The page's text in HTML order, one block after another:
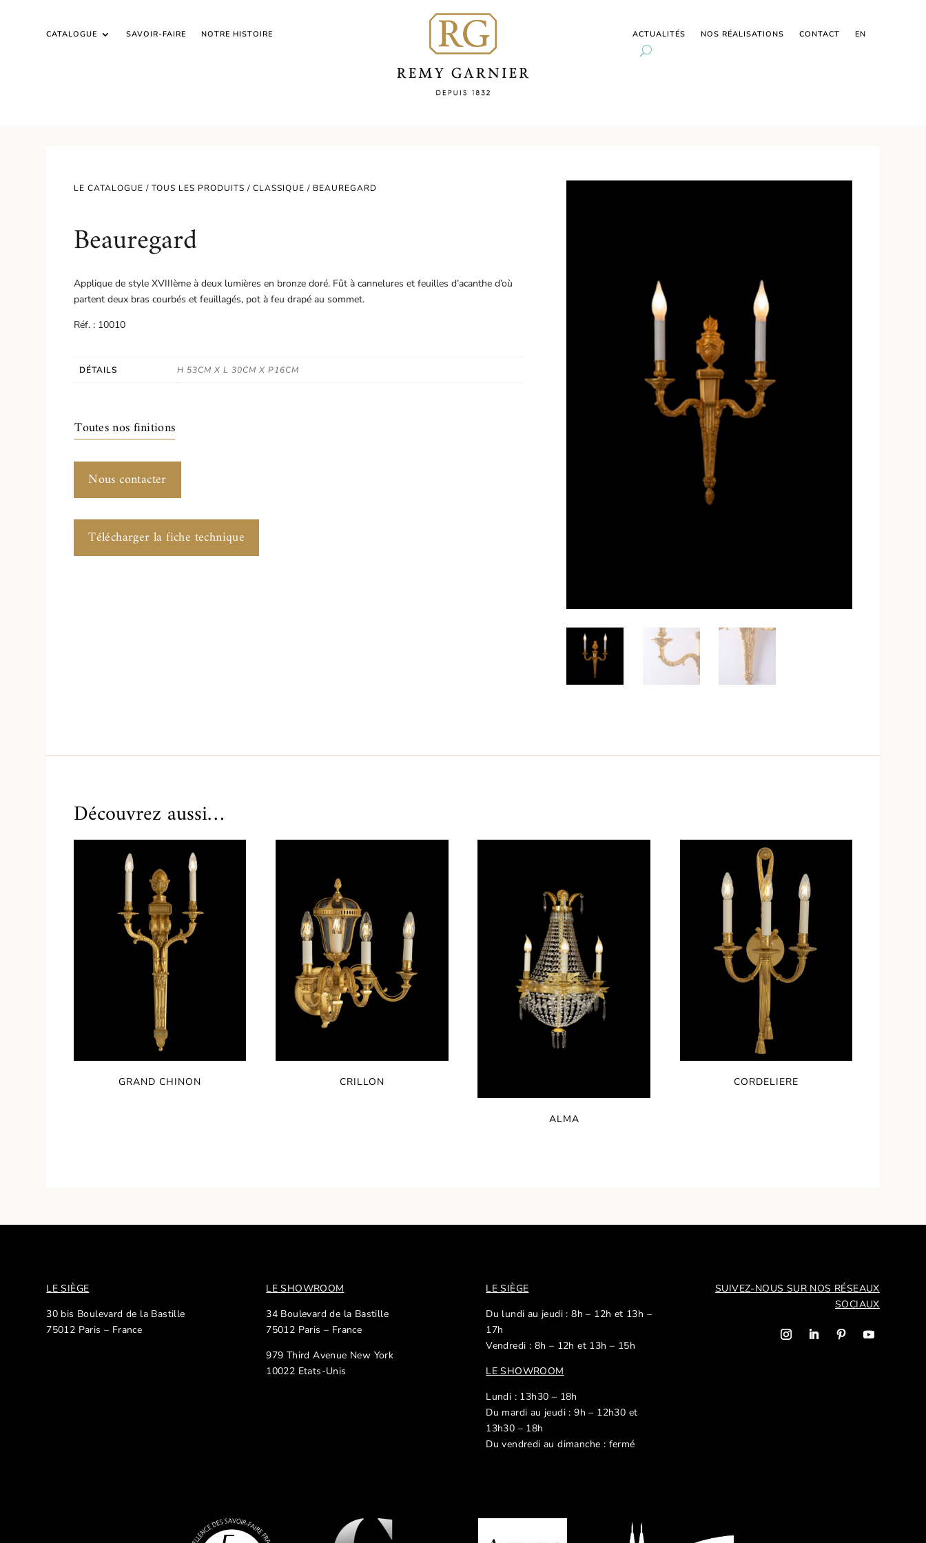
CATALOGUE SAVOIR-FAIRE NOTRE HISTOIRE ACTUALITÉS NOS RÉALISATIONS CONTACT EN
LE CATALOGUE /TOUS LES PRODUITS /CLASSIQUE / BEAUREGARD
Beauregard
Applique de style XVIIIème à deux lumières en bronze doré. Fût à cannelures et feuilles d’acanthe d’où
partent deux bras courbés et feuillagés, pot à feu drapé au sommet.
Réf. : 10010
DÉTAILS H 53CM X L 30CM X P16CM
Toutes nos finitions
Nous contacter
Télécharger la fiche technique
Découvrez aussi…
GRAND CHINON CRILLON
ALMA
CORDELIERE
LE SIÈGE
30 bis Boulevard de la Bastille
75012 Paris – France
LE SHOWROOM
34 Boulevard de la Bastille
75012 Paris – France
979 Third Avenue New York
10022 Etats-Unis
LE SIÈGE
Du lundi au jeudi : 8h – 12h et 13h –
17h
Vendredi : 8h – 12h et 13h – 15h
LE SHOWROOM
Lundi : 13h30 – 18h
Du mardi au jeudi : 9h – 12h30 et
13h30 – 18h
Du vendredi au dimanche : fermé
SUIVEZ-NOUS SUR NOS RÉSEAUX
SOCIAUX